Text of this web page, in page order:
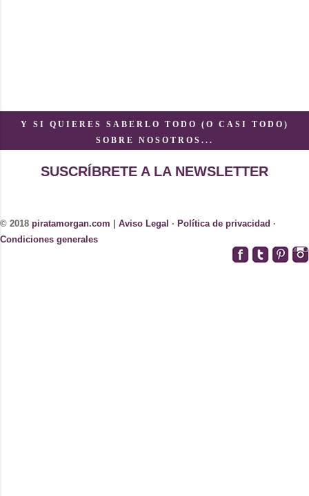
Y SI QUIERES SABERLO TODO (O CASI TODO)
SOBRE NOSOTROS...
SUSCRÍBRETE A LA NEWSLETTER
© 2018 piratamorgan.com Aviso Legal · Política de privacidad ·
Condiciones generales